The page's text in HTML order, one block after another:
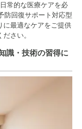
常的な医療ケアを必
防回復サポート対応型
に最適なケアをご提供
さい。
識・技術の習得に